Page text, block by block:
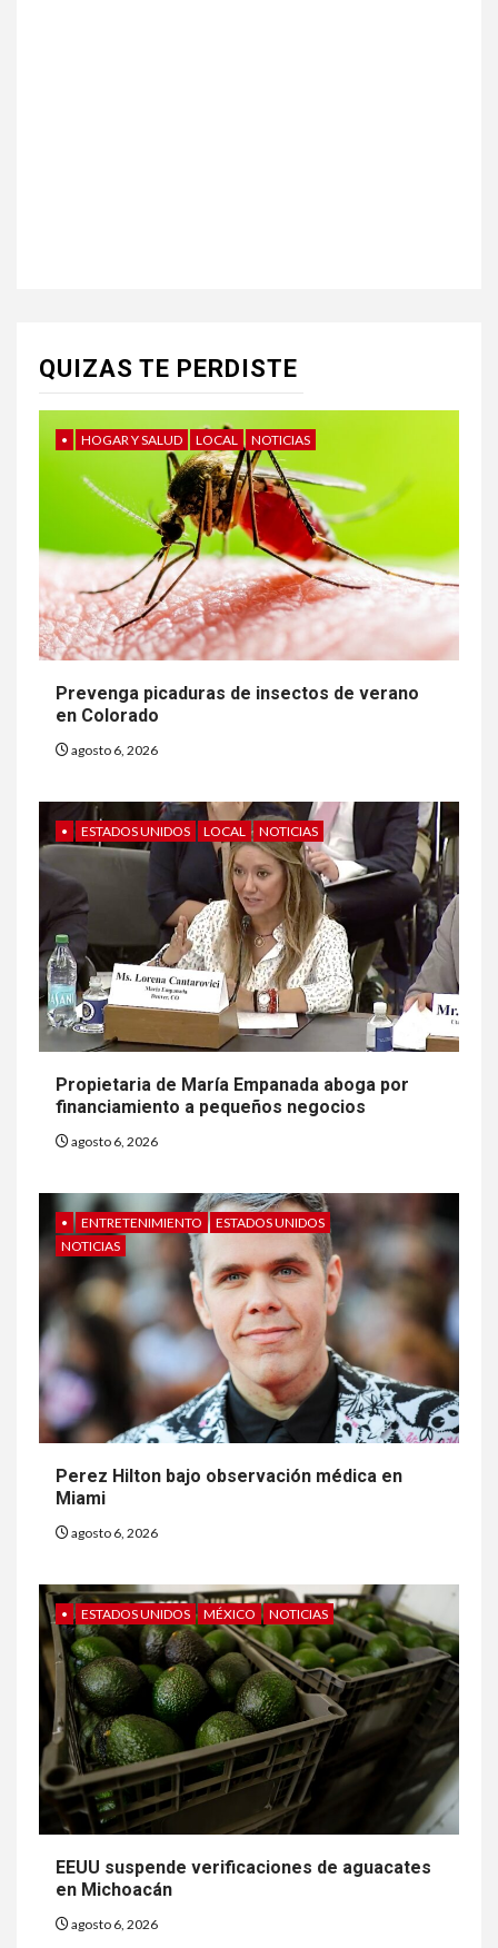
QUIZAS TE PERDISTE
• HOGAR Y SALUD LOCAL NOTICIAS
Prevenga picaduras de insectos de verano
en Colorado
agosto 6, 2026
• ESTADOS UNIDOS LOCAL NOTICIAS
Propietaria de María Empanada aboga por
financiamiento a pequeños negocios
agosto 6, 2026
• ENTRETENIMIENTO
ESTADOS UNIDOS
NOTICIAS
Perez Hilton bajo observación médica en
Miami
agosto 6, 2026
• ESTADOS UNIDOS MÉXICO NOTICIAS
EEUU suspende verificaciones de aguacates
en Michoacán
agosto 6, 2026